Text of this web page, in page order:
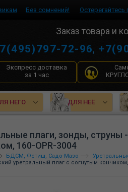
Без сомнений!
Заказ товара и
72-96,
Экспресс доставка
за 1 час
НЕГО ДЛЯ НЕЁ
плаги, зонды, струны
160-OPR-3004
БДСМ, Фетиш, Садо-Мазо
уретральный плаг с согнутым кончиком,